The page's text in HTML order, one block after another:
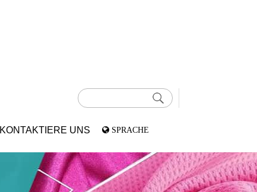
KONTAKTIERE UNS SPRACHE